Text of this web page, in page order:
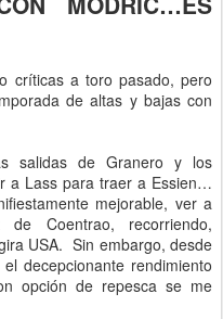
críticas a toro pasado, pero
de altas y bajas con
salidas de Granero y los
a Lass para traer a Essien…
mejorable, ver a
Coentrao, recorriendo,
USA. Sin embargo, desde
decepcionante rendimiento
opción de repesca se me